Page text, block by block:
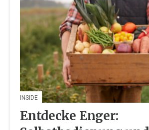
INSIDE
Entdecke Enger: